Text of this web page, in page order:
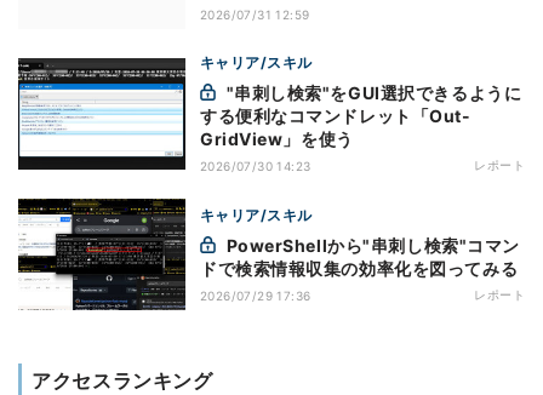
2026/07/31 12:59
キャリア/スキル
する便利なコマンドレット「Out-
GridView」を使う
2026/07/30 14:23 レポート
キャリア/スキル
ドで検索情報収集の効率化を図ってみる
2026/07/29 17:36 レポート
アクセスランキング